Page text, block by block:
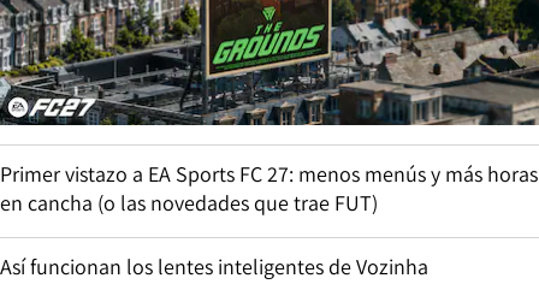
Primer vistazo a EA Sports FC 27: menos menús y más horas
en cancha (o las novedades que trae FUT)
Así funcionan los lentes inteligentes de Vozinha